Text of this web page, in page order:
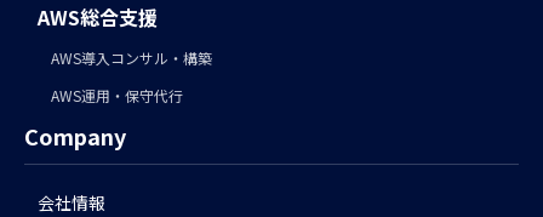
AWS総合支援
AWS導入コンサル・構築
AWS運用・保守代行
Company
会社情報